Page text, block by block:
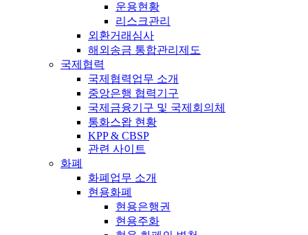
운용현황
리스크관리
외환거래심사
해외송금 통합관리제도
국제협력
국제협력업무 소개
중앙은행 협력기구
국제금융기구 및 국제회의체
통화스왑 현황
KPP & CBSP
관련 사이트
화폐
화폐업무 소개
현용화폐
현용은행권
현용주화